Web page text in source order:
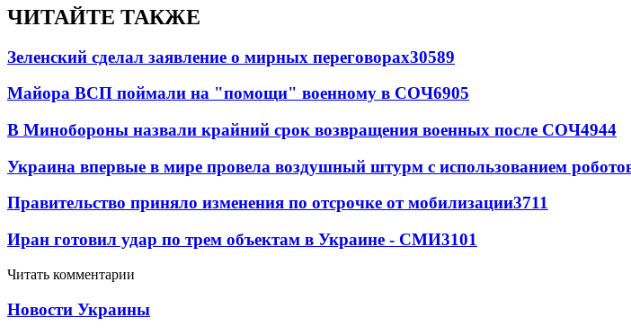
ЧИТАЙТЕ ТАКЖЕ
Зеленский сделал заявление о мирных переговорах30589
Майора ВСП поймали на "помощи" военному в СОЧ6905
В Минобороны назвали крайний срок возвращения военных после СОЧ4944
Украина впервые в мире провела воздушный штурм с использованием
Правительство приняло изменения по отсрочке от мобилизации3711
Иран готовил удар по трем объектам в Украине - СМИ3101
Читать комментарии
Новости Украины